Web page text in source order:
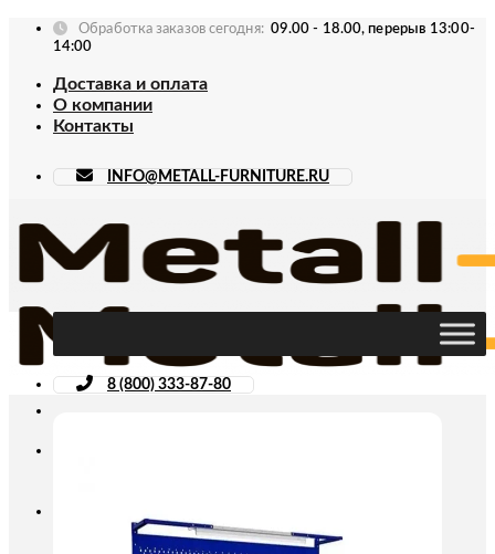
Skip
Обработка заказов сегодня: 09.00 - 18.00, перерыв 13:00-
14:00
Доставка и оплата
О компании
Контакты
INFO@METALL-FURNITURE.RU
8 (800) 333-87-80